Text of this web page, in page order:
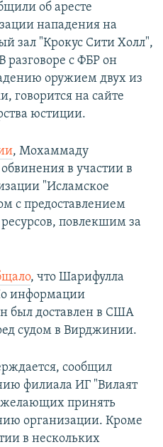
об аресте
нападения на
зал "Крокус Сити Холл",
разговоре с ФБР он
оружием двух из
говорится на сайте
юстиции.
, Мохаммаду
в участии в
"Исламское
с предоставлением
повлекшим за
, что Шарифулла
информации
был доставлен в США
судом в Вирджинии.
сообщил
филиала ИГ "Вилаят
желающих принять
организации. Кроме
в нескольких